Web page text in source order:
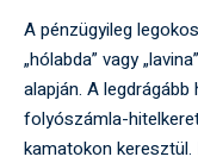
A pénzügyileg
„hólabda” vagy
alapján. A
folyószámla-
kamatokon